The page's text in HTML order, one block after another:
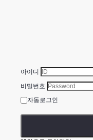
아이디
비밀번호
자동로그인